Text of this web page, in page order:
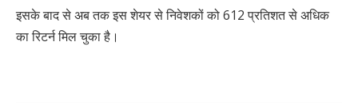
इसके बाद से अब तक इस शेयर से निवेशकों को 612 प्रतिशत से अधिक
का रिटर्न मिल चुका है।